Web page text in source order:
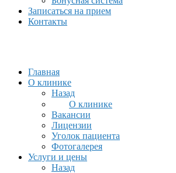
Записаться на прием
Контакты
Главная
О клинике
Назад
О клинике
Вакансии
Лицензии
Уголок пациента
Фотогалерея
Услуги и цены
Назад